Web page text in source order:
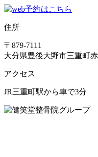
住所
〒879-7111
大分県豊後大野市三重町
アクセス
JR三重町駅から車で3分